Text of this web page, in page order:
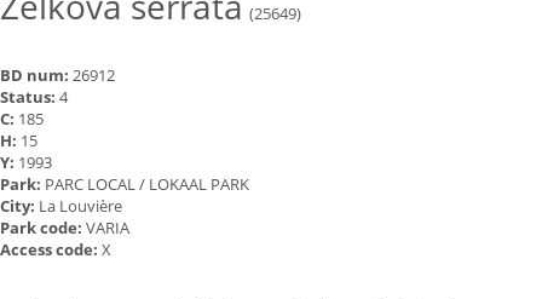
(25649)
BD num: 26912
Status: 4
C: 185
H: 15
Y: 1993
Park: PARC LOCAL / LOKAAL PARK
City: La Louvière
Park code: VARIA
Access code: X